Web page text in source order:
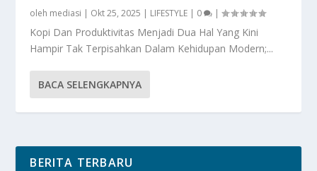
oleh mediasi | Okt 25, 2025 | LIFESTYLE | 0 |
Kopi Dan Produktivitas Menjadi Dua Hal Yang Kini
Hampir Tak Terpisahkan Dalam Kehidupan Modern;...
BACA SELENGKAPNYA
BERITA TERBARU